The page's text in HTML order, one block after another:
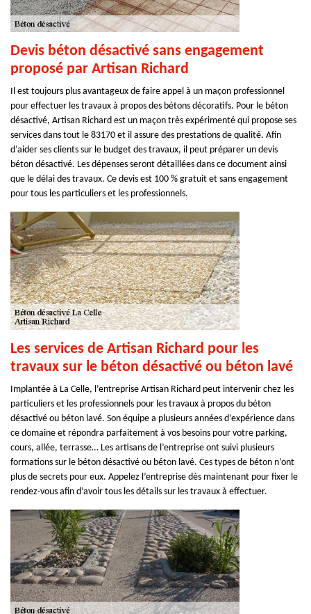
Devis béton désactivé sans engagement
proposé par Artisan Richard
Il est toujours plus avantageux de faire appel à un maçon professionnel
pour effectuer les travaux à propos des bétons décoratifs. Pour le béton
désactivé, Artisan Richard est un maçon très expérimenté qui propose ses
services dans tout le 83170 et il assure des prestations de qualité. Afin
d’aider ses clients sur le budget des travaux, il peut préparer un devis
béton désactivé. Les dépenses seront détaillées dans ce document ainsi
que le délai des travaux. Ce devis est 100 % gratuit et sans engagement
pour tous les particuliers et les professionnels.
Les services de Artisan Richard pour les
travaux sur le béton désactivé ou béton lavé
Implantée à La Celle, l’entreprise Artisan Richard peut intervenir chez les
particuliers et les professionnels pour les travaux à propos du béton
désactivé ou béton lavé. Son équipe a plusieurs années d’expérience dans
ce domaine et répondra parfaitement à vos besoins pour votre parking,
cours, allée, terrasse… Les artisans de l’entreprise ont suivi plusieurs
formations sur le béton désactivé ou béton lavé. Ces types de béton n’ont
plus de secrets pour eux. Appelez l’entreprise dès maintenant pour fixer le
rendez-vous afin d’avoir tous les détails sur les travaux à effectuer.